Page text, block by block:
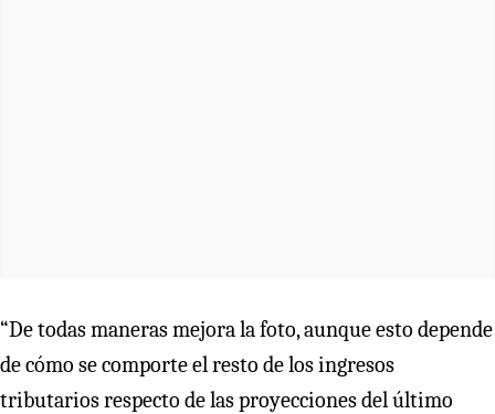
“De todas maneras mejora la foto, aunque esto depende
de cómo se comporte el resto de los ingresos
tributarios respecto de las proyecciones del último